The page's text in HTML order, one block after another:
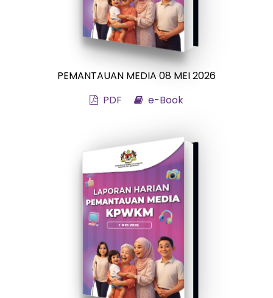
PEMANTAUAN MEDIA 08 MEI 2026
PDF
e-Book